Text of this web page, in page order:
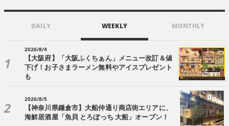
DAILY WEEKLY MONTHLY
2026/8/4
【大阪府】「大阪ふくちぁん」メニュー改訂＆値
下げ！お子さまラーメン無料やアイスプレゼント
も
2026/8/5
【神奈川県鎌倉市】大船仲通り商店街エリアに、
海鮮居酒屋「魚貝 とろぼっち 大船」オープン！